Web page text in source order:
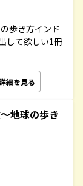
歩き方インド
して欲しい1冊
細を見る
地球の歩き